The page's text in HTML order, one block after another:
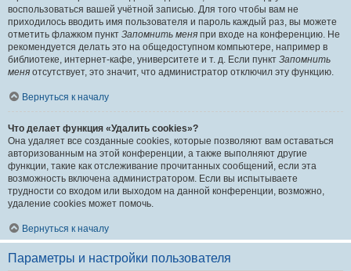
воспользоваться вашей учётной записью. Для того чтобы вам не
приходилось вводить имя пользователя и пароль каждый раз, вы можете
отметить флажком пункт Запомнить меня при входе на конференцию. Не
рекомендуется делать это на общедоступном компьютере, например в
библиотеке, интернет-кафе, университете и т. д. Если пункт Запомнить
меня отсутствует, это значит, что администратор отключил эту функцию.
Вернуться к началу
Что делает функция «Удалить cookies»?
Она удаляет все созданные cookies, которые позволяют вам оставаться
авторизованным на этой конференции, а также выполняют другие
функции, такие как отслеживание прочитанных сообщений, если эта
возможность включена администратором. Если вы испытываете
трудности со входом или выходом на данной конференции, возможно,
удаление cookies может помочь.
Вернуться к началу
Параметры и настройки пользователя